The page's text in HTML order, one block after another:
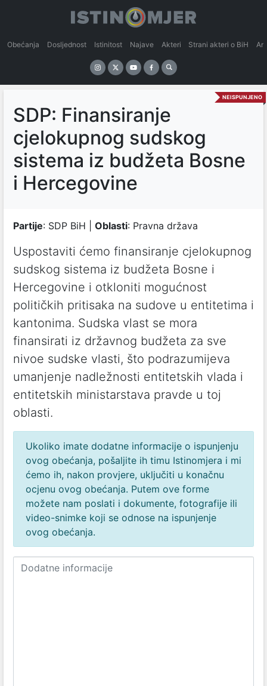
Obećanja Dosljednost Istinitost Najave Akteri Strani akteri o BiH
NEISPUNJENO
SDP: Finansiranje
cjelokupnog sudskog
sistema iz budžeta Bosne
i Hercegovine
Partije: SDP BiH | Oblasti: Pravna država
Uspostaviti ćemo finansiranje cjelokupnog
sudskog sistema iz budžeta Bosne i
Hercegovine i otkloniti mogućnost
političkih pritisaka na sudove u entitetima i
kantonima. Sudska vlast se mora
finansirati iz državnog budžeta za sve
nivoe sudske vlasti, što podrazumijeva
umanjenje nadležnosti entitetskih vlada i
entitetskih ministarstava pravde u toj
oblasti.
Ukoliko imate dodatne informacije o ispunjenju
ovog obećanja, pošaljite ih timu Istinomjera i mi
ćemo ih, nakon provjere, uključiti u konačnu
ocjenu ovog obećanja. Putem ove forme
možete nam poslati i dokumente, fotografije ili
video-snimke koji se odnose na ispunjenje
ovog obećanja.